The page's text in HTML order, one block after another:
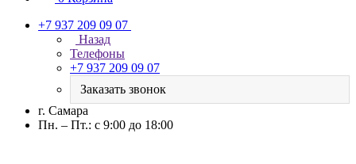
+7 937 209 09 07
Назад
Телефоны
+7 937 209 09 07
Заказать звонок
г. Самара
Пн. – Пт.: с 9:00 до 18:00